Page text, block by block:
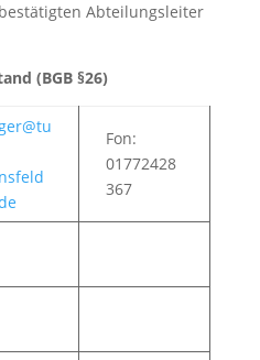
Abteilungsleiter
(BGB §26)
Fon:
01772428
367